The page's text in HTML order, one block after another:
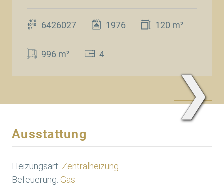
6426027 1976 120 m²
996 m² 4
❯
Ausstattung
Heizungsart: Zentralheizung
Befeuerung: Gas